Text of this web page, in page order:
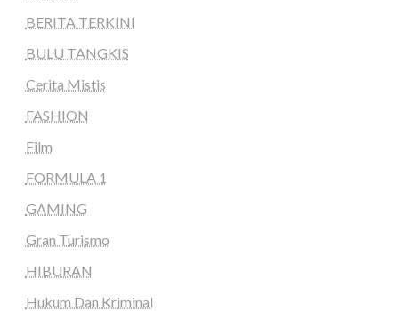
BERITA TERKINI
BULU TANGKIS
Cerita Mistis
FASHION
Film
FORMULA 1
GAMING
Gran Turismo
HIBURAN
Hukum Dan Kriminal